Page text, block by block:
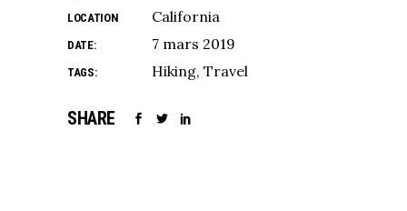
LOCATION California
DATE: 7 mars 2019
TAGS: Hiking Travel
SHARE